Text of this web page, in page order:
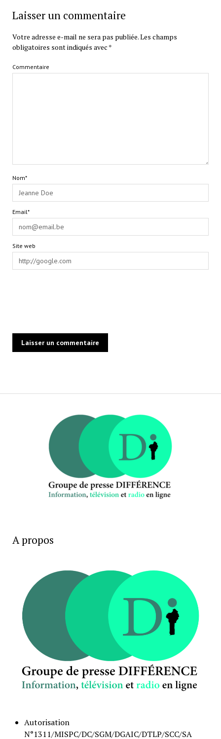
Laisser un commentaire
Votre adresse e-mail ne sera pas publiée.Les champs
obligatoires sont indiqués avec *
Commentaire
Nom*
Email*
Site web
A propos
Autorisation
N°1311/MISPC/DC/SGM/DGAIC/DTLP/SCC/SA